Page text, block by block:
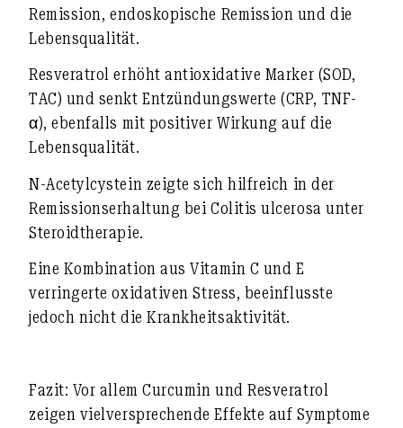
Remission, endoskopische Remission und die
Lebensqualität.
Resveratrol erhöht antioxidative Marker (SOD,
TAC) und senkt Entzündungswerte (CRP, TNF-
α), ebenfalls mit positiver Wirkung auf die
Lebensqualität.
N-Acetylcystein zeigte sich hilfreich in der
Remissionserhaltung bei Colitis ulcerosa unter
Steroidtherapie.
Eine Kombination ausVitamin C und E
verringerteoxidativen Stress, beeinflusste
jedoch nicht die Krankheitsaktivität.
Fazit: Vor allem Curcumin und Resveratrol
zeigen vielversprechende Effekte auf Symptome